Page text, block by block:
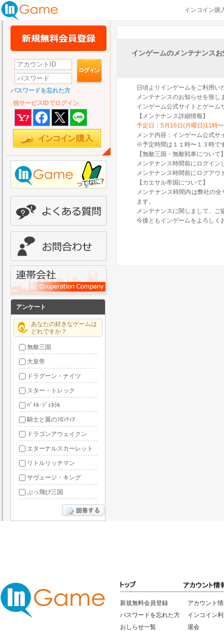
インコイン購
パスワードを忘れた方
他サービスIDでログイン
アンケート
あなたの好きなゲームは
どれですか？
無敵三国
大皇帝
ドラグーン・ナイツ
スター・トレック
ﾊﾞﾄﾙ･ｼﾞｪﾈﾗﾙ
騎士と翼のﾌﾛﾝﾃｨｱ
ドラゴンアウェイクン
エターナルスカーレット
リトルリッチマン
サヴェージ・キング
ぶっ飛び三国
あやかしっくレコード
インゲームのメンテナンス
日頃よりインゲームをご利用い
メンテナンスのお知らせを致し
インゲーム公式サイトとゲーム
【メンテナンス詳細情報】
予定日：5月16日(月曜日)11時
メンテ内容：インゲーム公式
※予定時間は１１時〜１３時で
【無敵三国・無敵戦車について
メンテナンス時間前にログイ
メンテナンス時間前にログア
【カエサル帝国について】
メンテナンス時間内は弊社の
ます。
メンテナンスに関しまして、
今後ともインゲームをよろしく
新規無料会員登録
パスワードを忘れた方
おしらせ一覧
アカウント
インコイン
退会